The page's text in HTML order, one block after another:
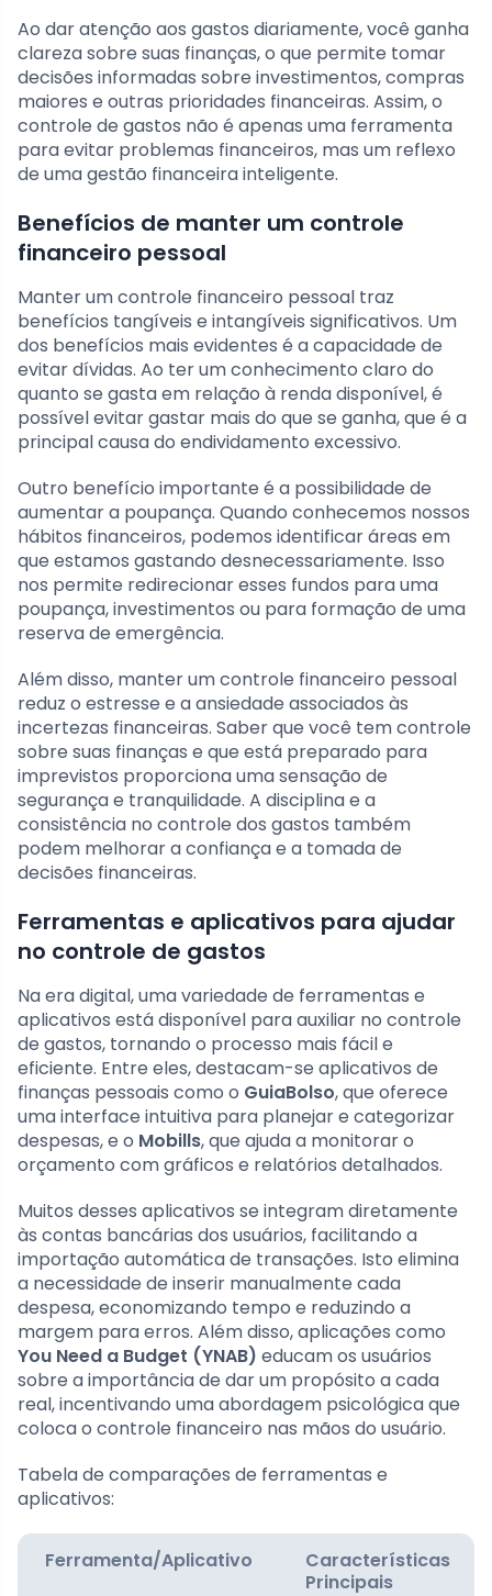
Ao dar atenção aos gastos diariamente, você ganha
clareza sobre suas finanças, o que permite tomar
decisões informadas sobre investimentos, compras
maiores e outras prioridades financeiras. Assim, o
controle de gastos não é apenas uma ferramenta
para evitar problemas financeiros, mas um reflexo
de uma gestão financeira inteligente.
Benefícios de manter um controle
financeiro pessoal
Manter um controle financeiro pessoal traz
benefícios tangíveis e intangíveis significativos. Um
dos benefícios mais evidentes é a capacidade de
evitar dívidas. Ao ter um conhecimento claro do
quanto se gasta em relação à renda disponível, é
possível evitar gastar mais do que se ganha, que é a
principal causa do endividamento excessivo.
Outro benefício importante é a possibilidade de
aumentar a poupança. Quando conhecemos nossos
hábitos financeiros, podemos identificar áreas em
que estamos gastando desnecessariamente. Isso
nos permite redirecionar esses fundos para uma
poupança, investimentos ou para formação de uma
reserva de emergência.
Além disso, manter um controle financeiro pessoal
reduz o estresse e a ansiedade associados às
incertezas financeiras. Saber que você tem controle
sobre suas finanças e que está preparado para
imprevistos proporciona uma sensação de
segurança e tranquilidade. A disciplina e a
consistência no controle dos gastos também
podem melhorar a confiança e a tomada de
decisões financeiras.
Ferramentas e aplicativos para ajudar
no controle de gastos
Na era digital, uma variedade de ferramentas e
aplicativos está disponível para auxiliar no controle
de gastos, tornando o processo mais fácil e
eficiente. Entre eles, destacam-se aplicativos de
finanças pessoais como o GuiaBolso, que oferece
uma interface intuitiva para planejar e categorizar
despesas, e o Mobills, que ajuda a monitorar o
orçamento com gráficos e relatórios detalhados.
Muitos desses aplicativos se integram diretamente
às contas bancárias dos usuários, facilitando a
importação automática de transações. Isto elimina
a necessidade de inserir manualmente cada
despesa, economizando tempo e reduzindo a
margem para erros. Além disso, aplicações como
You Need a Budget (YNAB) educam os usuários
sobre a importância de dar um propósito a cada
real, incentivando uma abordagem psicológica que
coloca o controle financeiro nas mãos do usuário.
Tabela de comparações de ferramentas e
aplicativos:
Ferramenta/Aplicativo
Características
Principais